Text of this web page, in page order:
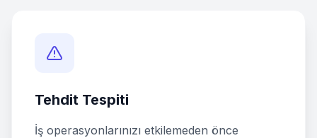
Tehdit Tespiti
İş operasyonlarınızı etkilemeden önce